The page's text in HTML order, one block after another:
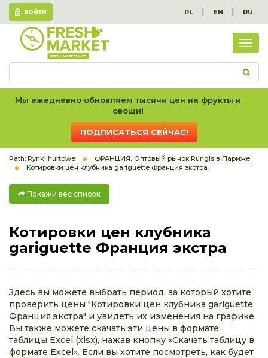
ВОЙТИ PL | EN | RU
вес
Мы ежедневно обновляем тысячи цен на фрукты и
овощи!
ПОДПИСАТЬСЯ СЕЙЧАС!
Path: Rynki hurtowe
ФРАНЦИЯ, Оптовый рынок Rungis в Париже
Котировки цен клубника gariguette Франция экстра
Покажи вес список
Котировки цен клубника
gariguette Франция экстра
Здесь вы можете выбрать период, за который хотите
проверить цены "Котировки цен клубника gariguette
Франция экстра" и увидеть их изменения на графике.
Вы также можете скачать эти цены в формате
таблицы Excel (xlsx), нажав кнопку «Скачать таблицу в
формате Excel». Если вы хотите посмотреть, как будет